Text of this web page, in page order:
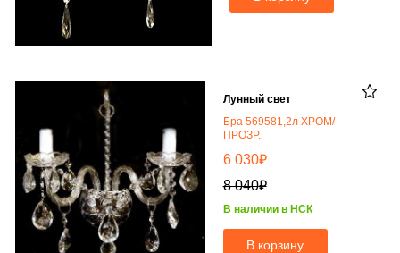
Лунный свет
Бра 569581,2л ХРОМ/
ПРОЗР.
6 030₽
8 040₽
В наличии в НСК
В корзину